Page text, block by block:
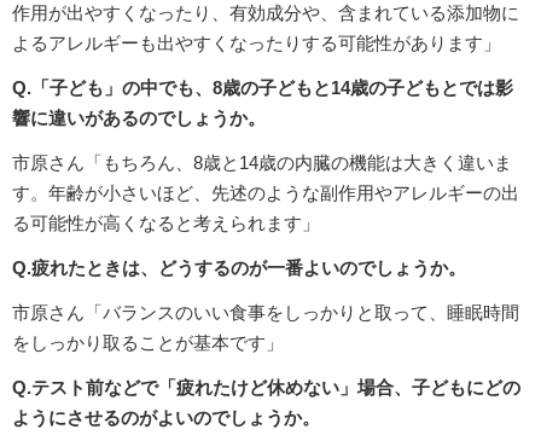
作用が出やすくなったり、有効成分や、含まれている添加物に
よるアレルギーも出やすくなったりする可能性があります」
Q.「子ども」の中でも、8歳の子どもと14歳の子どもとでは影
響に違いがあるのでしょうか。
市原さん「もちろん、8歳と14歳の内臓の機能は大きく違いま
す。年齢が小さいほど、先述のような副作用やアレルギーの出
る可能性が高くなると考えられます」
Q.疲れたときは、どうするのが一番よいのでしょうか。
市原さん「バランスのいい食事をしっかりと取って、睡眠時間
をしっかり取ることが基本です」
Q.テスト前などで「疲れたけど休めない」場合、子どもにどの
ようにさせるのがよいのでしょうか。